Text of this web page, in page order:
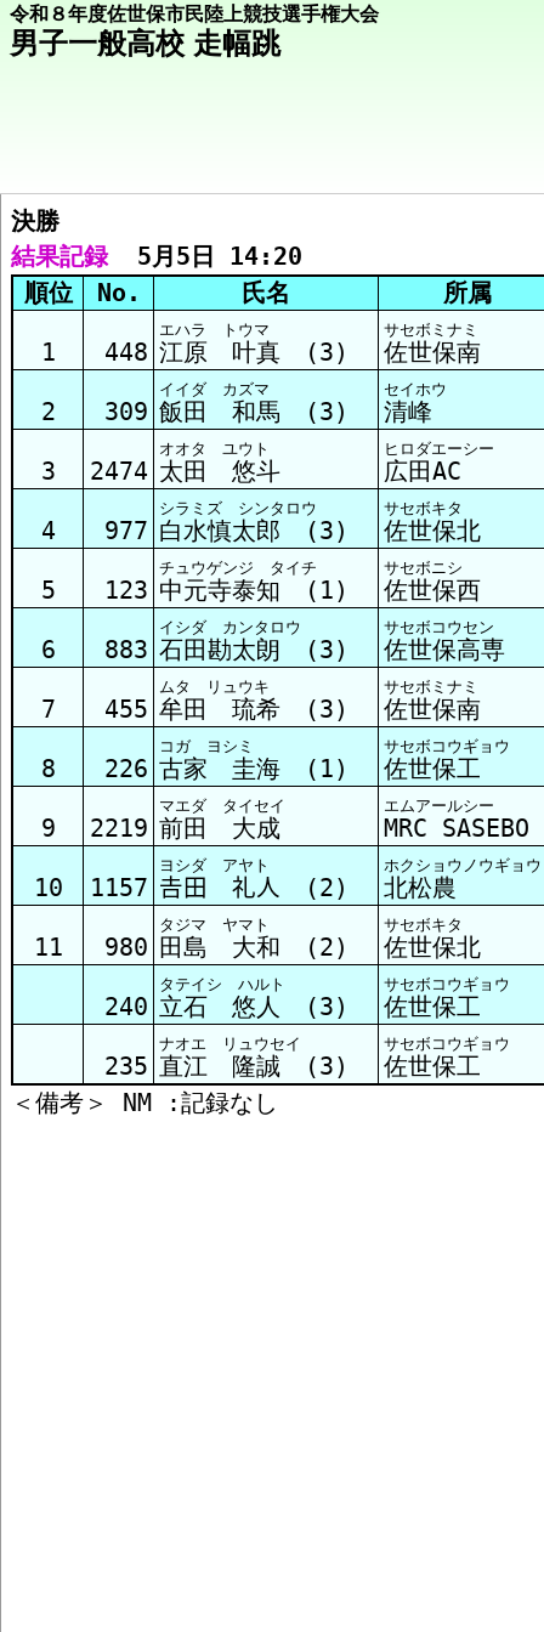
令和８年度佐世保市民陸上競技選手権大会
男子一般高校 走幅跳
競技メニューへ
決勝 結果
決勝
結果記録
  5月5日 14:20
順位
No. 氏名 所属
1 448
エハラ トウマ
江原 叶真 (3)
サセボミナミ
佐世保南
2 309
イイダ カズマ
飯田 和馬 (3)
セイホウ
清峰
3 2474
オオタ ユウト
太田 悠斗
ヒロダエーシー
広田AC
4 977
シラミズ シンタロウ
白水慎太郎 (3)
サセボキタ
佐世保北
5 123
チュウゲンジ タイチ
中元寺泰知 (1)
サセボニシ
佐世保西
6 883
イシダ カンタロウ
石田勘太朗 (3)
サセボコウセン
佐世保高専
7 455
ムタ リュウキ
牟田 琉希 (3)
サセボミナミ
佐世保南
8 226
コガ ヨシミ
古家 圭海 (1)
サセボコウギョウ
佐世保工
9 2219
マエダ タイセイ
前田 大成
エムアールシー
MRC SASEBO
10 1157
ヨシダ アヤト
𠮷田 礼人 (2)
ホクショウノウギョウ
北松農
11 980
タジマ ヤマト
田島 大和 (2)
サセボキタ
佐世保北
240
タテイシ ハルト
立石 悠人 (3)
サセボコウギョウ
佐世保工
235
ナオエ リュウセイ
直江 隆誠 (3)
サセボコウギョウ
佐世保工